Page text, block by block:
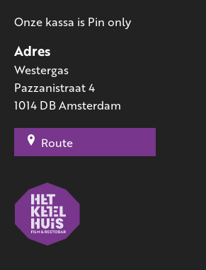
Adres
Westergas
Pazzanistraat 4
1014 DB Amsterdam
Route
Onze kassa is Pin only